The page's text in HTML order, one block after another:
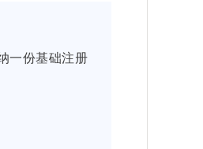
一份基础注册